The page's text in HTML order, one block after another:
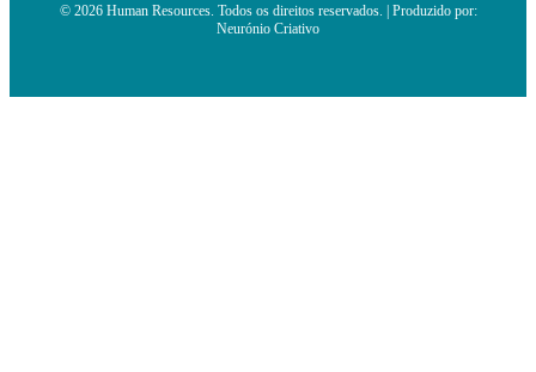
© 2026 Human Resources. Todos os direitos reservados. | Produzido por:
Neurónio Criativo